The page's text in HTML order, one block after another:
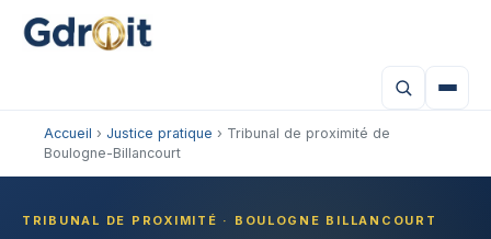
Accueil › Justice pratique › Tribunal de proximité de
Boulogne-Billancourt
TRIBUNAL DE PROXIMITÉ · BOULOGNE BILLANCOURT